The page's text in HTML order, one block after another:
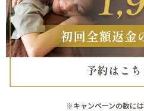
※キャンペーンの数には